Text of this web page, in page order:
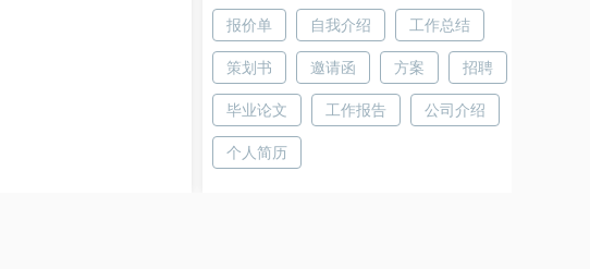
报价单 自我介绍 工作总结
策划书 邀请函 方案 招聘
毕业论文 工作报告 公司介绍
个人简历